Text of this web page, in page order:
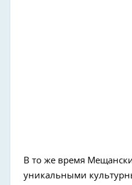
В то же время
уникальными